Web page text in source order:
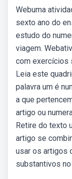
Webuma
sexto ano do
estudo do
viagem.
com exercícios
Leia este
palavra um é
a que
artigo ou
Retire do texto
artigo se
usar os artigos
substantivos no